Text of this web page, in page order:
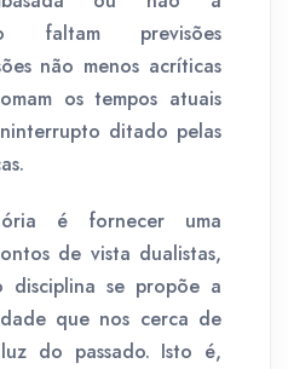
faltam previsões
não menos acríticas
os tempos atuais
ditado pelas
é fornecer uma
de vista dualistas,
disciplina se propõe a
que nos cerca de
do passado. Isto é,